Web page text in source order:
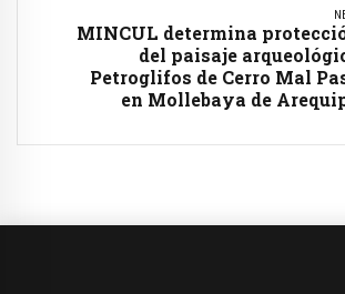
MINCUL determina
del paisaje
Petroglifos de Cerro Mal
en Mollebaya de